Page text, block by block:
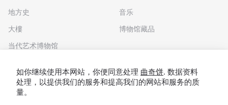
地方史
大樓
当代艺术博物馆
音乐
博物馆藏品
如你继续使用本网站，你便同意处理 曲奇饼. 数据资料
处理，以提供我们的服务和提高我们的网站和服务的质
量。